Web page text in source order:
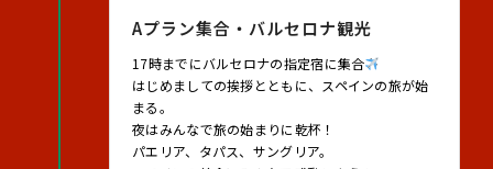
Aプラン集合・バルセロナ観光
17時までにバルセロナの指定宿に集合
はじめましての挨拶とともに、スペインの旅が始
まる。
夜はみんなで旅の始まりに乾杯！
パエリア、タパス、サングリア。